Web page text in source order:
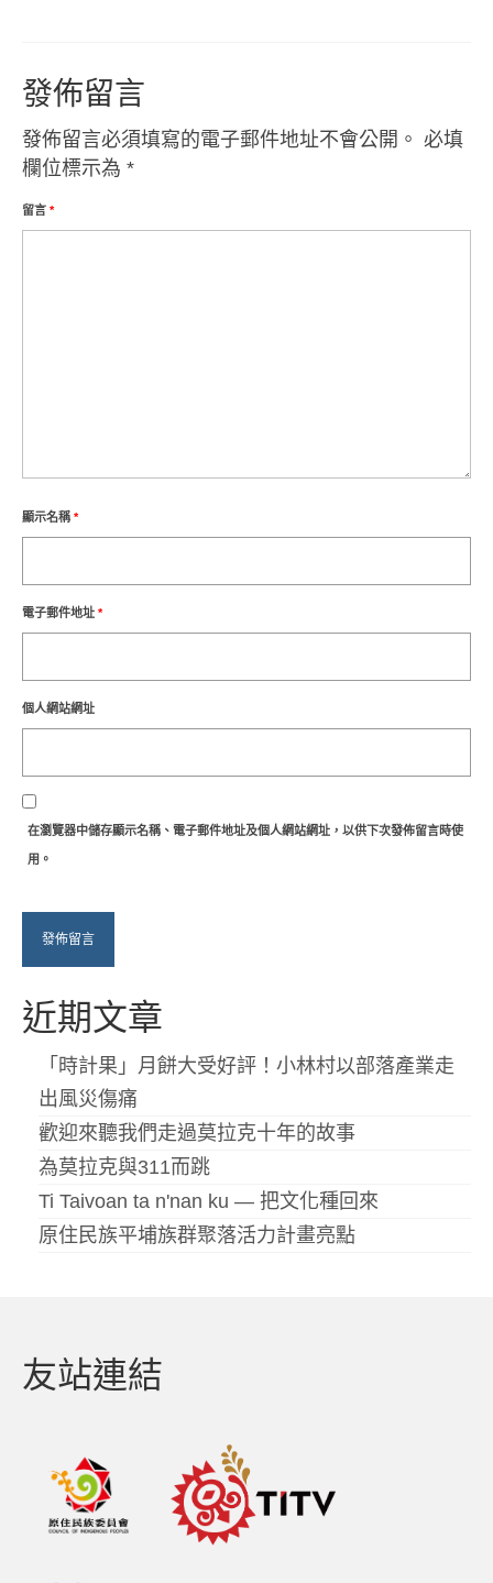
部落美食
原民文創
發佈留言
發佈留言必須填寫的電子郵件地址不會公開。 必填
欄位標示為 *
留言 *
顯示名稱 *
電子郵件地址 *
個人網站網址
在瀏覽器中儲存顯示名稱、電子郵件地址及個人網站網址，以供下次發佈留言時使
用。
近期文章
「時計果」月餅大受好評！小林村以部落產業走
出風災傷痛
歡迎來聽我們走過莫拉克十年的故事
為莫拉克與311而跳
Ti Taivoan ta n'nan ku — 把文化種回來
原住民族平埔族群聚落活力計畫亮點
友站連結